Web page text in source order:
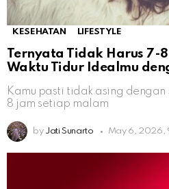
KESEHATAN LIFESTYLE
Ternyata Tidak Harus 7-
Waktu Tidur Idealmu
Kamu pasti tidak asing
8 jam setiap malam
by Jati Sunarto May 6, 2026,